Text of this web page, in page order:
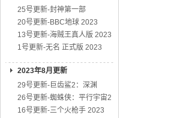
25号更新-封神第一部
20号更新-BBC地球 2023
13号更新-海贼王真人版 2023
1号更新-无名 正式版 2023
2023年8月更新
29号更新-巨齿鲨2：深渊
26号更新-蜘蛛侠：平行宇宙2
16号更新-三个火枪手 2023